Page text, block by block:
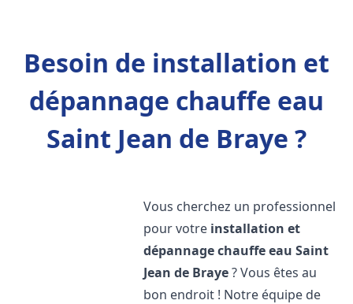
Besoin de installation et
dépannage chauffe eau
Saint Jean de Braye ?
Vous cherchez un professionnel
pour votre installation et
dépannage chauffe eau Saint
Jean de Braye? Vous êtes au
bon endroit ! Notre équipe de